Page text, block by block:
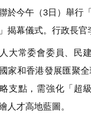
於今午（3日）舉行
揭幕儀式。行政長官
大常委會委員、民
家和香港發展匯聚
支點，需強化「超
人才高地藍圖。